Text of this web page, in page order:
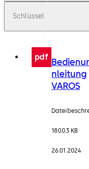
Schlüssel
pdf
nleitung
VAROS
180.03 KB
26.01.2024